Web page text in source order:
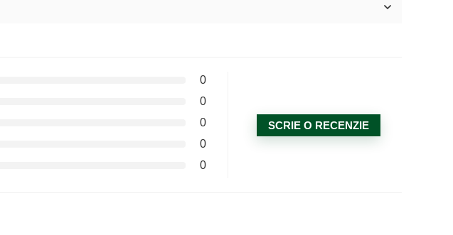
0
0
0
0
0
SCRIE O RECENZIE